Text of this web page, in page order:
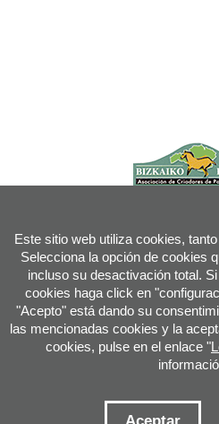
info@
Condiciones de uso -Política de
Este sitio web utiliza cookies,
Selecciona la opción de cookies
incluso su desactivación total.
cookies haga click en
"Acepto" está dando su
las mencionadas cookies y la
cookies, pulse en el enlace "